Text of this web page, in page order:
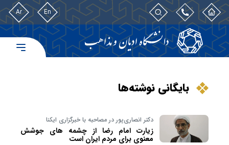
En
Ar
بایگانی نوشته‌ها
دکتر انصاری‌پور در مصاحبه با خبرگزاری ایکنا
زیارت امام رضا از چشمه های جوشش
معنوی برای مردم ایران است